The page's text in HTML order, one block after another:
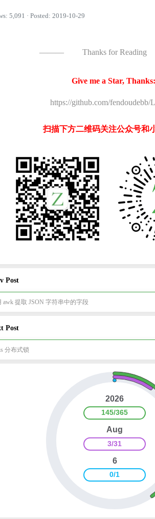
5,091 · Posted: 2019-10-29
——— Thanks for Reading
Give me a Star,
https://github.com/fendoudebb/
扫描下方二维码关注公众号和
Post
awk 提取 JSON 字符串中的字段
Post
分布式锁